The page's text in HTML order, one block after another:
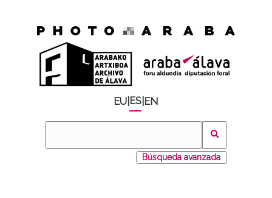
EU ES EN
Búsqueda avanzada